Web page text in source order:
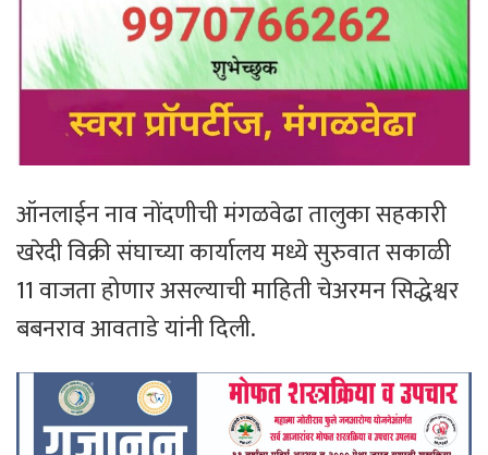
ऑनलाईन नाव नोंदणीची मंगळवेढा तालुका सहकारी
खरेदी विक्री संघाच्या कार्यालय मध्ये सुरुवात सकाळी
11 वाजता होणार असल्याची माहिती चेअरमन सिद्धेश्वर
बबनराव आवताडे यांनी दिली.